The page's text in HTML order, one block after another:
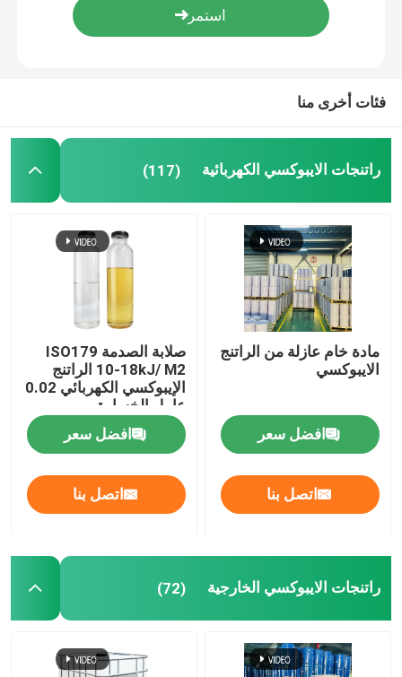
فئات أخرى منا
راتنجات الايبوكسي الكهربائية (117)
مادة خام عازلة من الراتنج
الايبوكسي
افضل سعر
اتصل بنا
صلابة الصدمة ISO179
10-18kJ/ M2 الراتنج
الإيبوكسي الكهربائي 0.02
عامل الخسارة
افضل سعر
اتصل بنا
راتنجات الايبوكسي الخارجية (72)